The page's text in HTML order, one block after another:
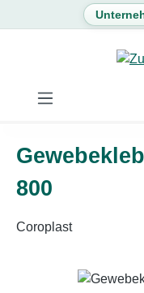
Zum Hauptinhalt
800
Coroplast
Bildergalerie